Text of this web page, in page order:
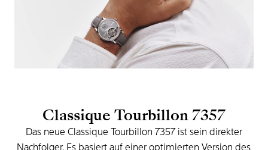
Classique Tourbillon 7357
Das neue Classique Tourbillon 7357 istsein direkter
Nachfolger. Es basiert auf einer optimierten Version des